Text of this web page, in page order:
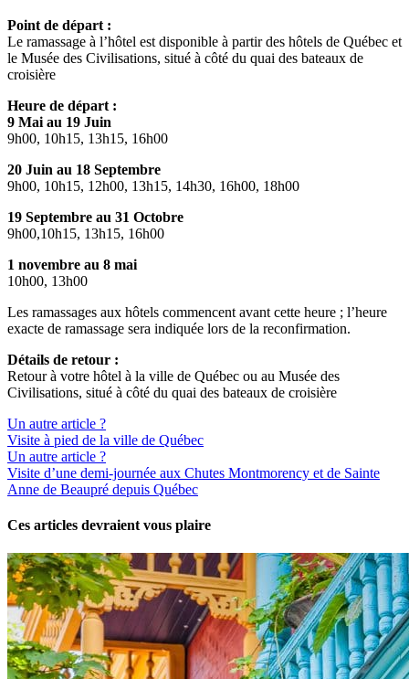
Point de départ :
Le ramassage à l’hôtel est disponible à partir des hôtels de Québec et
le Musée des Civilisations, situé à côté du quai des bateaux de
croisière
Heure de départ :
9 Mai au 19 Juin
9h00, 10h15, 13h15, 16h00
20 Juin au 18 Septembre
9h00, 10h15, 12h00, 13h15, 14h30, 16h00, 18h00
19 Septembre au 31 Octobre
9h00,10h15, 13h15, 16h00
1 novembre au 8 mai
10h00, 13h00
Les ramassages aux hôtels commencent avant cette heure ; l’heure
exacte de ramassage sera indiquée lors de la reconfirmation.
Détails de retour :
Retour à votre hôtel à la ville de Québec ou au Musée des
Civilisations, situé à côté du quai des bateaux de croisière
Un autre article ?
Visite à pied de la ville de Québec
Un autre article ?
Visite d’une demi-journée aux Chutes Montmorency et de Sainte
Anne de Beaupré depuis Québec
Ces articles devraient vous plaire